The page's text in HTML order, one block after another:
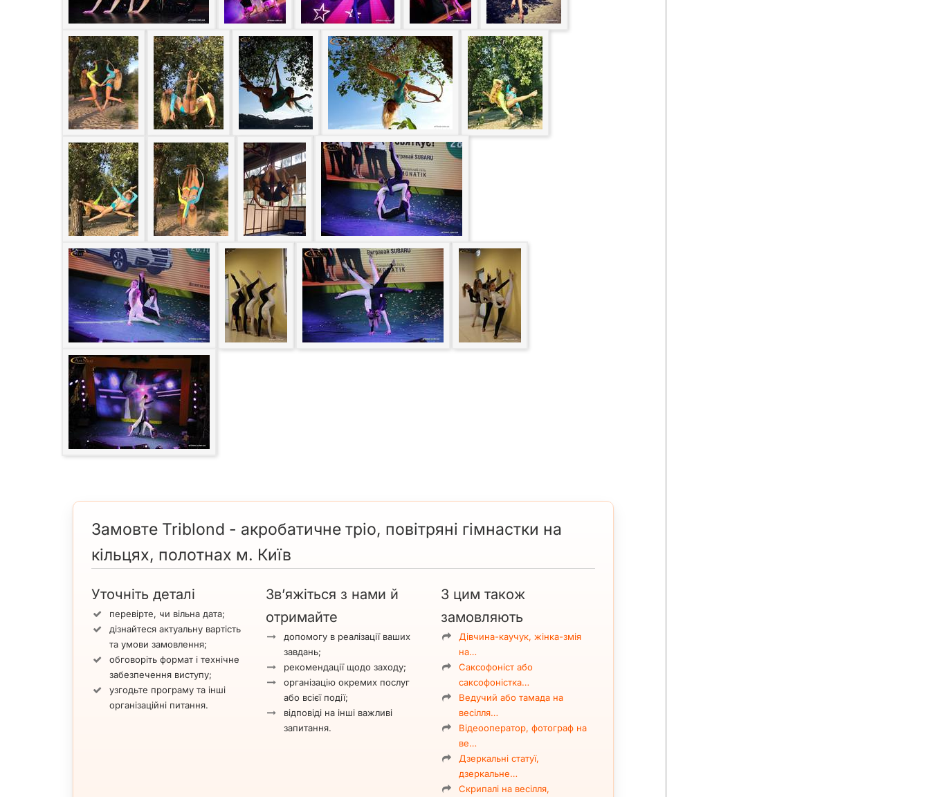
Замовте Triblond - акробатичне тріо, повітряні гімнастки на
кільцях, полотнах м. Київ
Уточніть деталі
перевірте, чи вільна дата;
дізнайтеся актуальну вартість
та умови замовлення;
обговоріть формат і технічне
забезпечення виступу;
узгодьте програму та інші
організаційні питання.
Зв’яжіться з нами й
отримайте
допомогу в реалізації ваших
завдань;
рекомендації щодо заходу;
організацію окремих послуг
або всієї події;
відповіді на інші важливі
запитання.
З цим також
замовляють
Дівчина-каучук, жінка-змія
на…
Саксофоніст або
саксофоністка…
Ведучий або тамада на
весілля…
Відеооператор, фотограф на
ве…
Дзеркальні статуї,
дзеркальне…
Скрипалі на весілля,